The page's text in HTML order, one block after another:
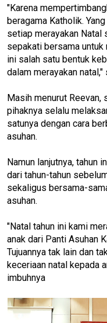
"Karena
beragama Katholik.
setiap merayakan Natal
sepakati bersama untuk
ini salah satu bentuk
dalam merayakan natal,"
Masih menurut Reevan,
pihaknya selalu
satunya dengan cara
asuhan.
Namun lanjutnya, tahun
dari tahun-tahun
sekaligus bersama-
asuhan.
"Natal tahun ini kami
anak dari Panti Asuhan
Tujuannya tak lain dan
keceriaan natal kepada
imbuhnya